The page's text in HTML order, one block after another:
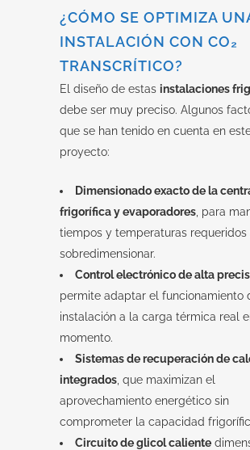
¿CÓMO SE OPTIMIZA
INSTALACIÓN CON CO₂
TRANSCRÍTICO?
El diseño de estas instalaciones
debe ser muy preciso. Algunos
que se han tenido en cuenta en
proyecto:
Dimensionado exacto de la
frigorífica y evaporadores , para
tiempos y temperaturas requeridos
sobredimensionar.
Control electrónico de alta
permite adaptar el funcionamiento
instalación a la carga térmica real
momento.
Sistemas de recuperación de
integrados , que maximizan el
aprovechamiento energético sin
comprometer la capacidad
Circuito de glicol caliente